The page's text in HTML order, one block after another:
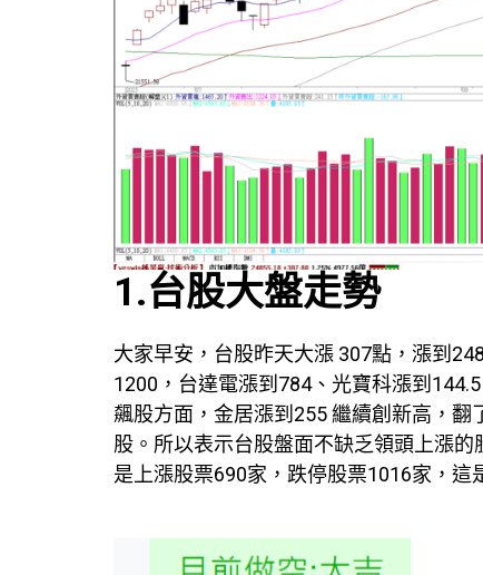
1.台股大盤走勢
大家早安，台股昨天大漲 307點，漲到
1200，台達電漲到784、光寶科漲到
飆股方面，金居漲到255 繼續創新高，
股。所以表示台股盤面不缺乏領頭上漲
是上漲股票690家，跌停股票1016家，這